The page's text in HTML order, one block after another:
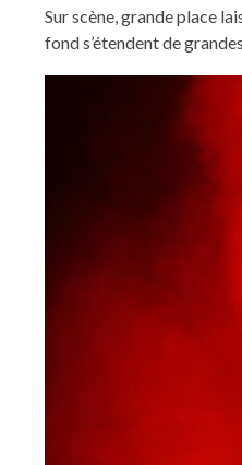
Sur scène, grande place
fond s’étendent de